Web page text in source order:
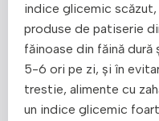
indice glicemic scăzut,
produse de patiserie
făinoase din făină
5-6 ori pe zi, și în
trestie, alimente cu
un indice glicemic